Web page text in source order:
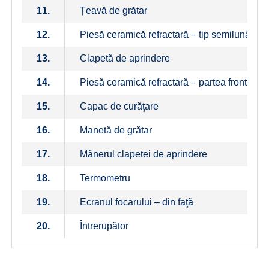
11. Țeavă de grătar
12. Piesă ceramică refractară – tip semilună
13. Clapetă de aprindere
14. Piesă ceramică refractară – partea frontală
15. Capac de curăţare
16. Manetă de grătar
17. Mânerul clapetei de aprindere
18. Termometru
19. Ecranul focarului – din faţă
20. Întrerupător